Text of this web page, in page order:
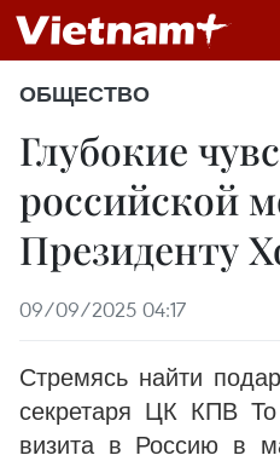
ОБЩЕСТВО
Глубокие
российской
Президенту
09/09/2025 04:17
Стремясь найти
секретаря ЦК КПВ
визита в Россию в